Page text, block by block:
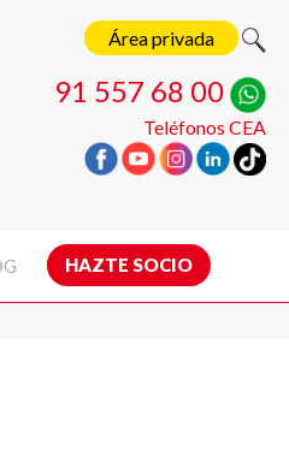
Área privada
91 557 68 00
Teléfonos CEA
HAZTE SOCIO